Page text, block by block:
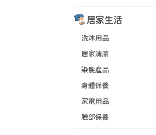
居家生活
洗沐用品
居家清潔
染髮產品
身體保養
家電用品
臉部保養